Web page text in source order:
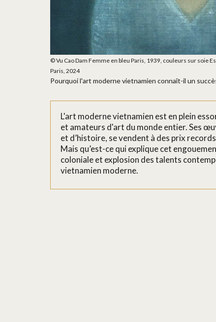
© Vu Cao Dam Femme en bleu Paris, 1939, couleurs sur soie
Paris, 2024
Pourquoi l'art moderne vietnamien connaît-il un
L'art moderne vietnamien est en plein
et amateurs d'art du monde entier. Ses
et d’histoire, se vendent à des prix
Mais qu’est-ce qui explique cet
coloniale et explosion des talents
vietnamien moderne.